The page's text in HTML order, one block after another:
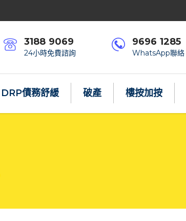
3188 9069
24小時免費諮詢
9696 1285
WhatsApp聯絡
DRP債務舒緩 破產 樓按加按